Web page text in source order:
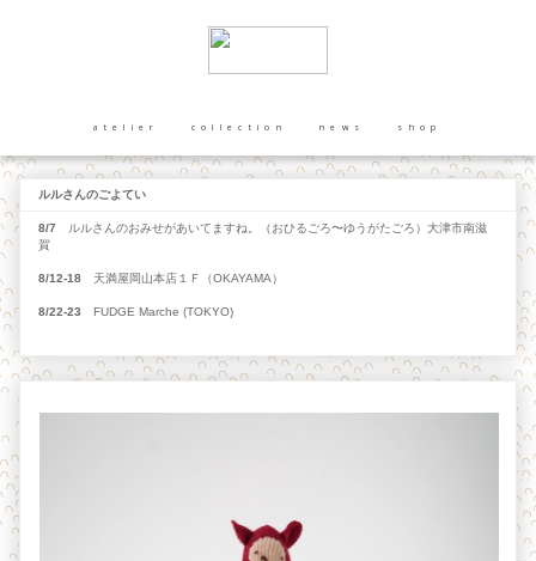
atelier collection news shop
ルルさんのごよてい
8/7 ルルさんのおみせがあいてますね。（おひるごろ〜ゆうがたごろ）大津市南滋
賀
8/12-18 天満屋岡山本店１Ｆ（OKAYAMA）
8/22-23 FUDGE Marche (TOKYO)